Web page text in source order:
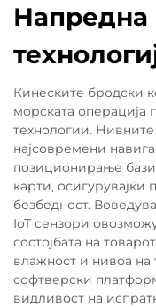
Напредна
Кинеските бродски
морската операција
технологии.
најсовремени
позиционирање
карти,
безбедност.
IoT сензори
состојбата на
влажност и нивоа
софтверски
видливост на